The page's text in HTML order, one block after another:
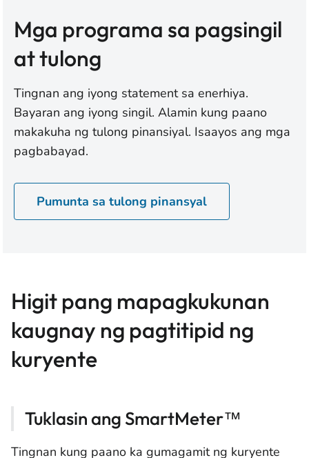
Mga programa sa pagsingil
at tulong
Tingnan ang iyong statement sa enerhiya.
Bayaran ang iyong singil. Alamin kung paano
makakuha ng tulong pinansiyal. Isaayos ang mga
pagbabayad.
Pumunta sa tulong pinansyal
Higit pang mapagkukunan
kaugnay ng pagtitipid ng
kuryente
Tuklasin ang SmartMeter™
Tingnan kung paano ka gumagamit ng kuryente